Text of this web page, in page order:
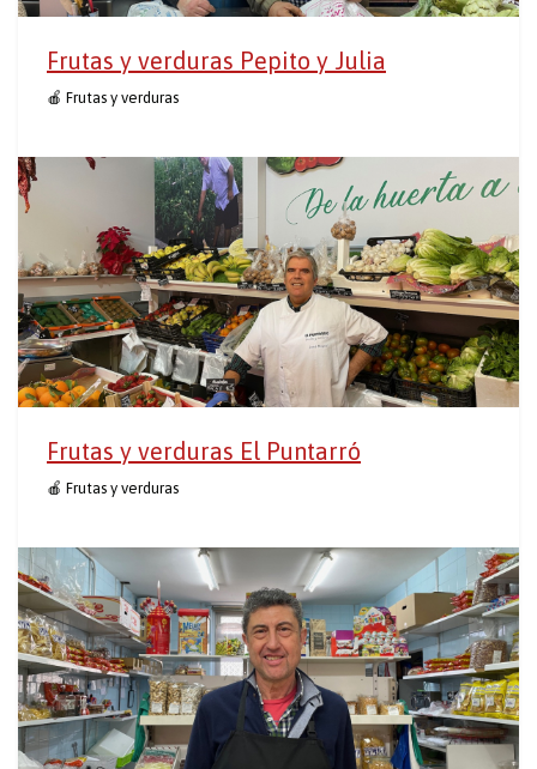
Frutas y verduras Pepito y Julia
🍎 Frutas y verduras
Frutas y verduras El Puntarró
🍎 Frutas y verduras